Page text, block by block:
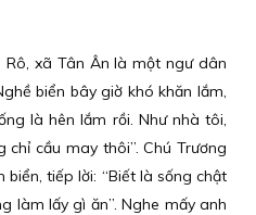
Rô, xã Tân Ân là một ngư dân
biển bây giờ khó khăn lắm,
là hên lắm rồi. Như nhà tôi,
cầu may thôi”. Chú Trương
tiếp lời: “Biết là sống chật
làm lấy gì ăn”. Nghe mấy anh